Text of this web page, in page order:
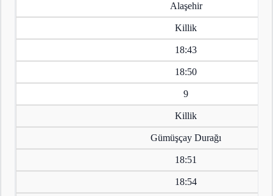
Alaşehir
Killik
18:43
18:50
9
Killik
Gümüşçay Durağı
18:51
18:54